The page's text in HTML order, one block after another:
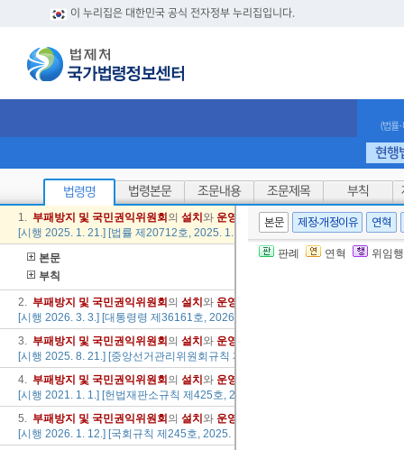
이 누리집은 대한민국 공식 전자정부 누리집입니다.
(법률
현행
법령명 법령본문 조문내용 조문제목 부칙
1. 부패 방지 및 국민권익위원회 의 설치 와 운영 관한 법률
[시행 2025. 1. 21.] [법률 제20712호, 2025. 1. 21., 타법개정]
본문
부칙
2. 부패 방지 및 국민권익위원회 의 설치 와 운영
[시행 2026. 3. 3.] [대통령령 제36161호, 2026. 3. 3., 타법개정]
3. 부패 방지 및 국민권익위원회 의 설치 와 운영
[시행 2025. 8. 21.] [중앙선거관리위원회규칙 제632호, 2025. 8. 21., 일부개정]
4. 부패 방지 및 국민권익위원회 의 설치 와 운영
[시행 2021. 1. 1.] [헌법재판소규칙 제425호, 2020. 12. 24., 타법개정]
5. 부패 방지 및 국민권익위원회 의 설치 와 운영
[시행 2026. 1. 12.] [국회규칙 제245호, 2025. 12. 5., 타법개정]
본문 제정·개정이유 연혁
판례 연혁 위임